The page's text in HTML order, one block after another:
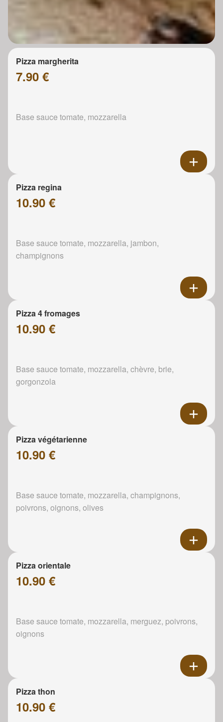
Pizza margherita
7.90 €
Base sauce tomate, mozzarella
Pizza regina
10.90 €
Base sauce tomate, mozzarella, jambon,
champignons
Pizza 4 fromages
10.90 €
Base sauce tomate, mozzarella, chèvre, brie,
gorgonzola
Pizza végétarienne
10.90 €
Base sauce tomate, mozzarella, champignons,
poivrons, oignons, olives
Pizza orientale
10.90 €
Base sauce tomate, mozzarella, merguez, poivrons,
oignons
Pizza thon
10.90 €